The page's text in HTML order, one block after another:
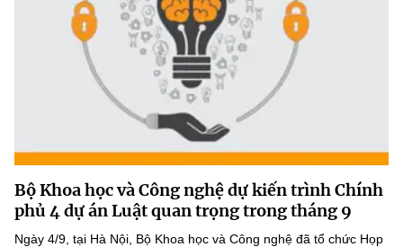
Bộ Khoa học và Công nghệ dự kiến trình Chính
phủ 4 dự án Luật quan trọng trong tháng 9
Ngày 4/9, tại Hà Nội, Bộ Khoa học và Công nghệ đã tổ chức Họp